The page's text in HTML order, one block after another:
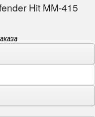
Hit MM-415